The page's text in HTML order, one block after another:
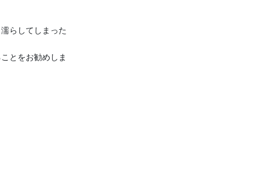
らしてしまった
とをお勧めしま